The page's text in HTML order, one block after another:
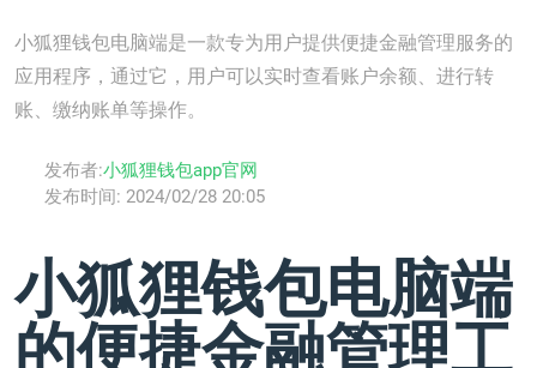
小狐狸钱包电脑端是一款专为用户提供便捷金融管理服务的
应用程序，通过它，用户可以实时查看账户余额、进行转
账、缴纳账单等操作。
发布者:小狐狸钱包app官网
发布时间: 2024/02/28 20:05
小狐狸钱包电脑端
的便捷金融管理工